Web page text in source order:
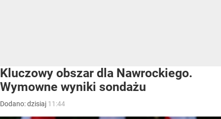
Kluczowy obszar dla Nawrockiego.
Wymowne wyniki sondażu
Dodano:dzisiaj 11:44